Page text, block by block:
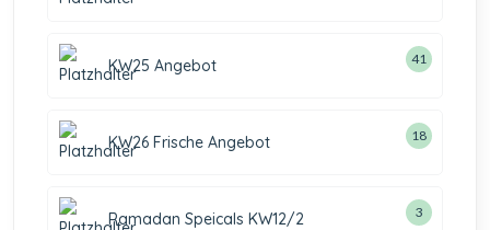
KW25 Angebot 41
KW26 Frische Angebot 18
Ramadan Speicals KW12/2 3